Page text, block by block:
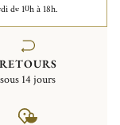
de 10h à 18h.
RETOURS
sous 14 jours